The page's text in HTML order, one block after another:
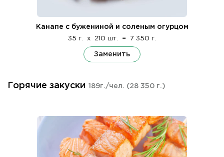
Канапе с бужениной и соленым огурцом
35 г. x 210 шт. = 7 350 г.
Заменить
Горячие закуски 189г./чел. (28 350 г.)